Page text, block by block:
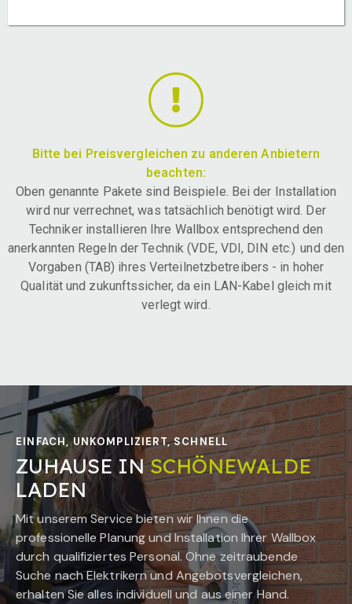
Bitte bei Preisvergleichen zu anderen Anbietern
beachten:
Oben genannte Pakete sind Beispiele. Bei der Installation
wird nur verrechnet, was tatsächlich benötigt wird. Der
Techniker installieren Ihre Wallbox entsprechend den
anerkannten Regeln der Technik (VDE, VDI, DIN etc.) und den
Vorgaben (TAB) ihres Verteilnetzbetreibers - in hoher
Qualität und zukunftssicher, da ein LAN-Kabel gleich mit
verlegt wird.
EINFACH, UNKOMPLIZIERT, SCHNELL
ZUHAUSE INSCHÖNEWALDE
LADEN
Mit unserem Service bieten wir Ihnen die
professionelle Planung und Installation Ihrer Wallbox
durch qualifiziertes Personal. Ohne zeitraubende
Suche nach Elektrikern und Angebotsvergleichen,
erhalten Sie alles individuell und aus einer Hand.